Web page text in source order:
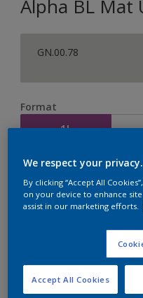
Alpha BL Mat
GN.00.78
Format
1L
Quantité
Ajouter
We respect your privacy.
By clicking “Accept All
on your device to enhance site
assist in our marketing efforts.
Accept All Cookies